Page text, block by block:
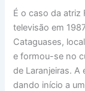
É o caso da atriz
televisão em
Cataguases,
e formou-se no
de Laranjeiras. A
dando início a